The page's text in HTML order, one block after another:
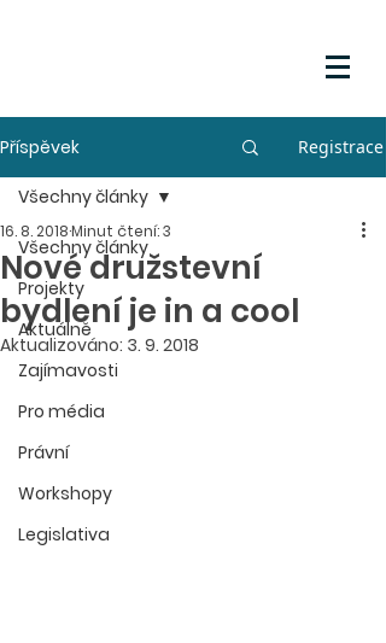
Příspěvek Registrace
Všechny články
Projekty
Aktuálně
Zajímavosti
Pro média
Právní
Workshopy
Legislativa
Všechny články
Nové družstevní
bydlení je in a cool
16. 8. 2018Minut čtení: 3
Aktualizováno: 3. 9. 2018